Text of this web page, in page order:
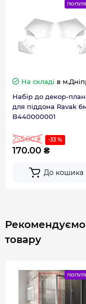
Довжина, см
На складі в
Набір до декор-
для піддона Ravak
B440000001
255.00 ₴ -33 %
170.00 ₴
До кошика
товару